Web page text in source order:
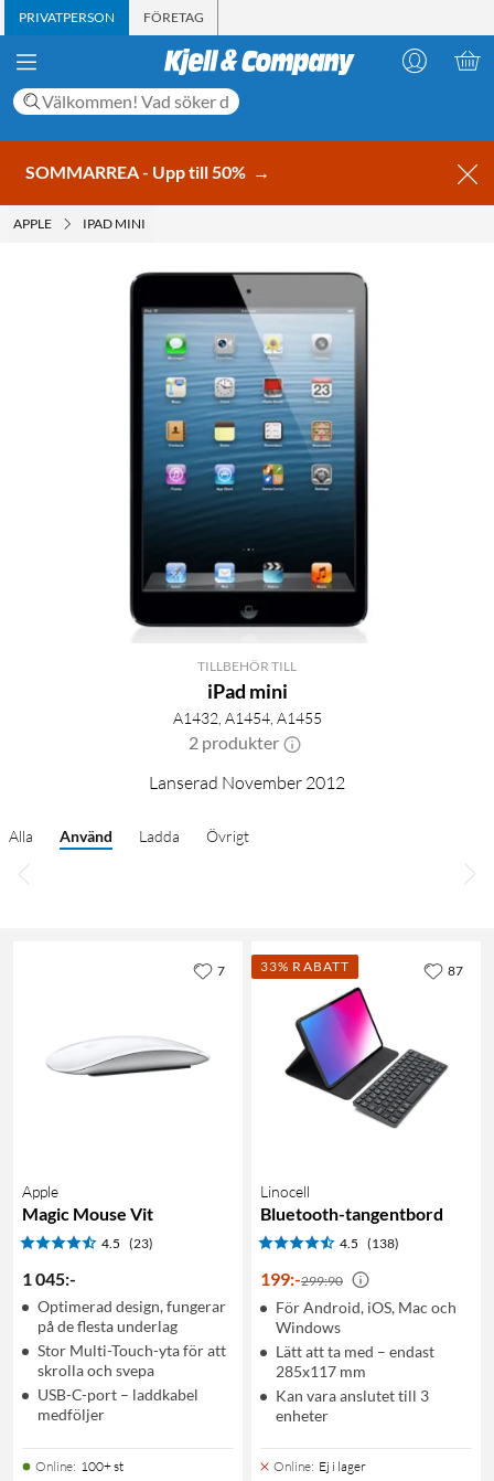
PRIVATPERSON FÖRETAG
SOMMARREA - Upp till 50% →
APPLE IPAD MINI
TILLBEHÖR TILL
iPad mini
A1432, A1454, A1455
2 produkter
Lanserad November 2012
Alla Använd Ladda Övrigt
Apple
Magic Mouse Vit
4.5 (23)
1 045:-
Optimerad design, fungerar
på de flesta underlag
Stor Multi-Touch-yta för att
skrolla och svepa
USB-C-port – laddkabel
medföljer
Online: 100+ st
7 33% RABATT
Linocell
Bluetooth-tangentbord
4.5 (138)
199:-299:90
För Android, iOS, Mac och
Windows
Lätt att ta med – endast
285x117 mm
Kan vara anslutet till 3
enheter
Online: Ej i lager
87